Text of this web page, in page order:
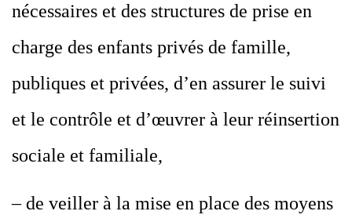
nécessaires et des structures de prise en
charge des enfants privés de famille,
publiques et privées, d’en assurer le suivi
et le contrôle et d’œuvrer à leur réinsertion
sociale et familiale,
– de veiller à la mise en place des moyens